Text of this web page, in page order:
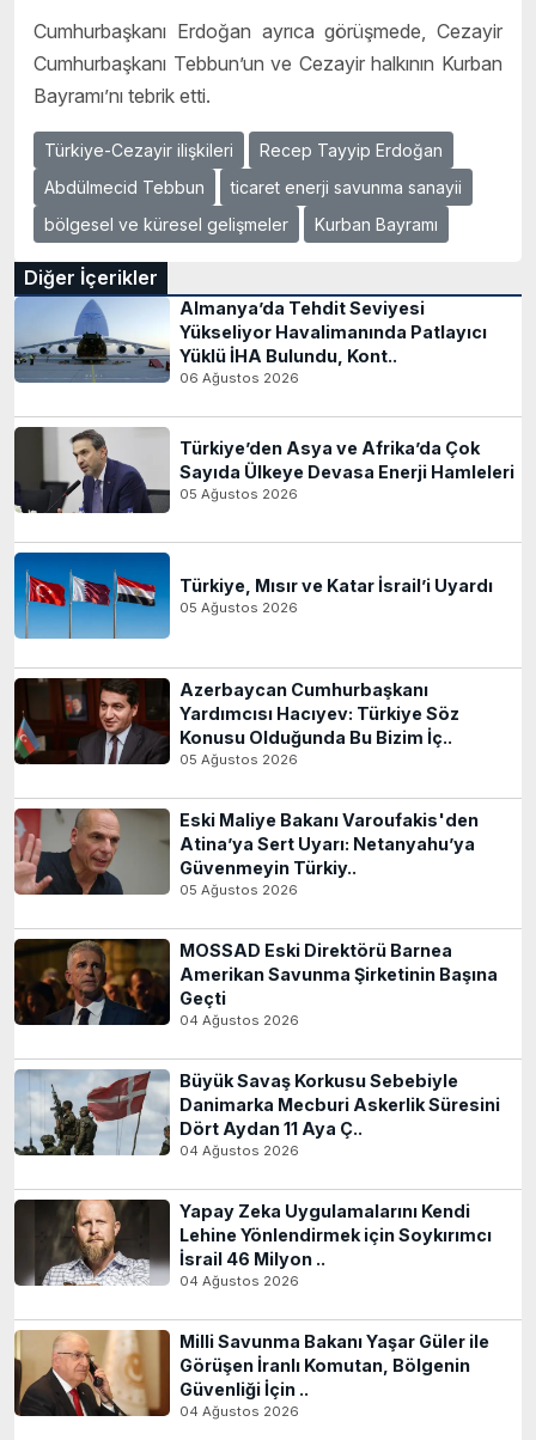
Cumhurbaşkanı Erdoğan ayrıca görüşmede, Cezayir
Cumhurbaşkanı Tebbun’un ve Cezayir halkının Kurban
Bayramı’nı tebrik etti.
Türkiye-Cezayir ilişkileri
Recep Tayyip Erdoğan
Abdülmecid Tebbun
ticaret enerji savunma sanayii
bölgesel ve küresel gelişmeler
Kurban Bayramı
Diğer İçerikler
Almanya’da Tehdit Seviyesi
Yükseliyor Havalimanında Patlayıcı
Yüklü İHA Bulundu, Kont..
06 Ağustos 2026
Türkiye’den Asya ve Afrika’da Çok
Sayıda Ülkeye Devasa Enerji Hamleleri
05 Ağustos 2026
Türkiye, Mısır ve Katar İsrail’i Uyardı
05 Ağustos 2026
Azerbaycan Cumhurbaşkanı
Yardımcısı Hacıyev: Türkiye Söz
Konusu Olduğunda Bu Bizim İç..
05 Ağustos 2026
Eski Maliye Bakanı Varoufakis'den
Atina’ya Sert Uyarı: Netanyahu’ya
Güvenmeyin Türkiy..
05 Ağustos 2026
MOSSAD Eski Direktörü Barnea
Amerikan Savunma Şirketinin Başına
Geçti
04 Ağustos 2026
Büyük Savaş Korkusu Sebebiyle
Danimarka Mecburi Askerlik Süresini
Dört Aydan 11 Aya Ç..
04 Ağustos 2026
Yapay Zeka Uygulamalarını Kendi
Lehine Yönlendirmek için Soykırımcı
İsrail 46 Milyon ..
04 Ağustos 2026
Milli Savunma Bakanı Yaşar Güler ile
Görüşen İranlı Komutan, Bölgenin
Güvenliği İçin ..
04 Ağustos 2026